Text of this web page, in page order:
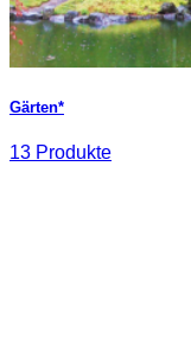
Gärten*
13 Produkte